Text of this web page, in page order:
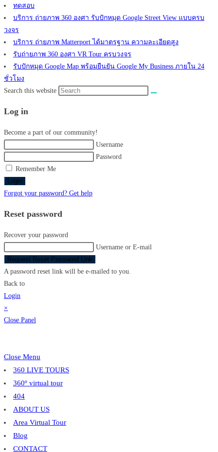
ทดสอบ
บริการ ถ่ายภาพ 360 องศา รับปักหมุด Google Street View แบบครบ
วงจร
บริการ ถ่ายภาพ Matterport ได้มาตรฐาน ความละเอียดสูง
รับถ่ายภาพ 360 องศา VR Tour ครบวงจร
รับปักหมุด Google Map พร้อมยืนยัน Google My Business ภายใน 24
ชั่วโมง
Search this website
Log in
Become a part of our community!
Username
Password
Remember Me
Login
Forgot your password? Get help
Reset password
Recover your password
Username or E-mail
Request Reset Password Link
A password reset link will be e-mailed to you.
Back to
Login
×
Close Panel
Close Menu
360 LIVE TOURS
360º virtual tour
404
ABOUT US
Area Virtual Tour
Blog
CONTACT